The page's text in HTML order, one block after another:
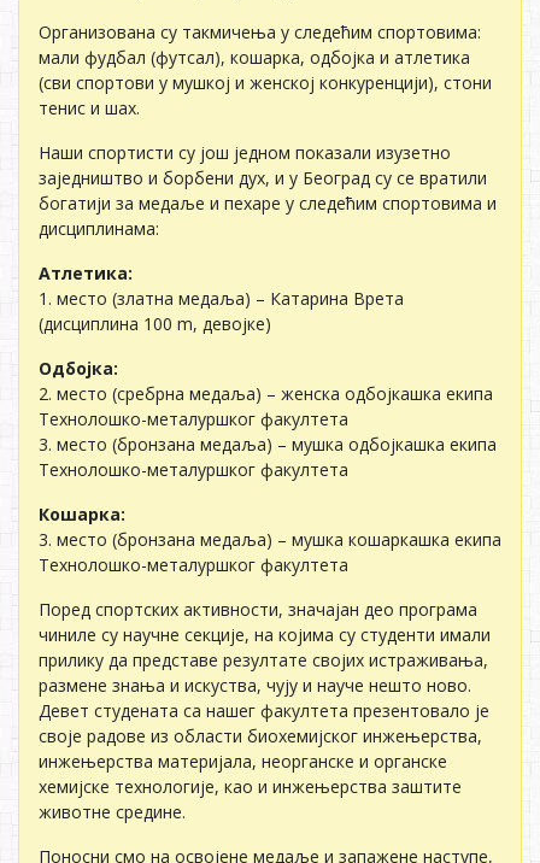
Организована су такмичења у следећим спортовима:
мали фудбал (футсал), кошарка, одбојка и атлетика
(сви спортови у мушкој и женској конкуренцији), стони
тенис и шах.
Наши спортисти су још једном показали изузетно
заједништво и борбени дух, и у Београд су се вратили
богатији за медаље и пехаре у следећим спортовима и
дисциплинама:
Атлетика:
1. место (златна медаља) – Катарина Врета
(дисциплина 100 m, девојке)
Одбојка:
2. место (сребрна медаља) – женска одбојкашка екипа
Технолошко-металуршког факултета
3. место (бронзана медаља) – мушка одбојкашка екипа
Технолошко-металуршког факултета
Кошарка:
3. место (бронзана медаља) – мушка кошаркашка екипа
Технолошко-металуршког факултета
Поред спортских активности, значајан део програма
чиниле су научне секције, на којима су студенти имали
прилику да представе резултате својих истраживања,
размене знања и искуства, чују и науче нешто ново.
Девет студената са нашег факултета презентовало је
своје радове из области биохемијског инжењерства,
инжењерства материјала, неорганске и органске
хемијске технологије, као и инжењерства заштите
животне средине.
Поносни смо на освојене медаље и запажене наступе,